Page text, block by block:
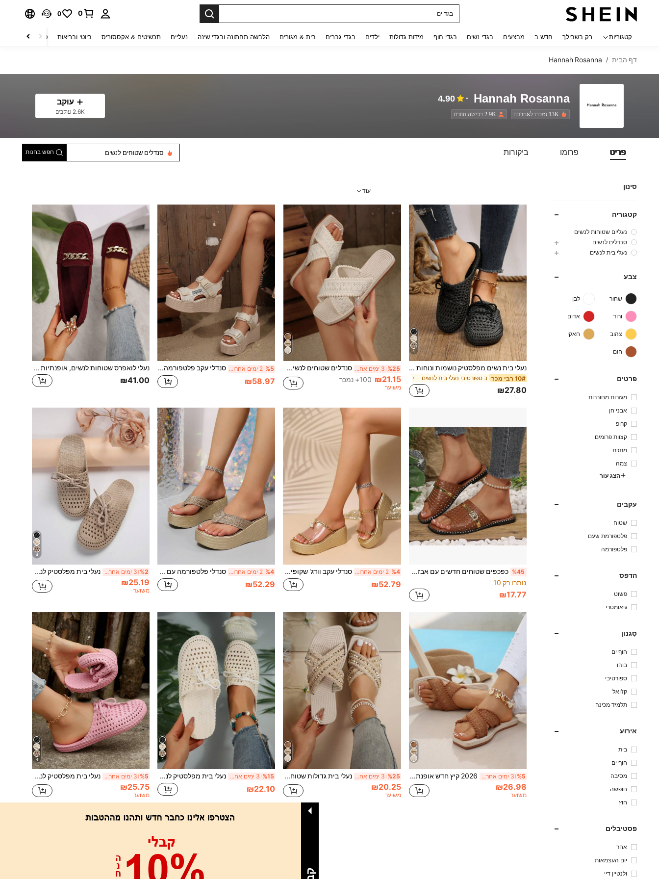
חולצות נשים
0
0
קטגוריות רק בשבילך חדש ב מבצעים בגדי נשים בגדי חוף מידות גדולות ילדים בגדי גברים בית & מגורים הלבשה תחתונה ובגדי שינה נעליים תכשיטים & אקססוריס ביוטי ובריאות טקסטיל לבית
דף הבית /
Hannah Rosanna
Hannah Rosanna
4.90
13K נמכרו לאחרונה 2.9K רכישה חוזרת
עוקב
2.6K עוקבים
פריט פרומו ביקורות
כפכפי בית לנשים
סנדלים שטוחים לנשים
חפש בחנות
סינון
קטגוריה
נעליים שטוחות לנשים
סנדלים לנשים
נעלי בית לנשים
צבע
שחור לבן
ורוד אדום
צהוב חאקי
חום
פרטים
מגזרות מחוררות
אבני חן
קרופ
קצוות פרומים
מתכת
צמה
הצג עור
עקבים
שטוח
פלטפורמת שעם
פלטפורמה
הדפס
פשוט
גיאומטרי
סִגְנוֹן
חוף ים
בוהו
ספורטיבי
קז'ואל
תלמיד מכינה
אירוע
בית
חוף ים
מסיבה
חופשה
חוץ
פסטיבלים
אחר
יום העצמאות
ולנטיין דיי
עוד
4
נעלי בית נשים מפלסטיק נושמות ונוחות חדשות, סנדלים חמודים ופשוטים חלולים לקיץ, נעלי בית רכות קלות משקל לנשים, תלבושות חוף
10# רבי מכר ב ספורטיבי נעלי בית לנשים
₪27.80
%25 3 ימים אחרונים סנדלים שטוחים לנשים, סנדלים שטוחים קלילים ופשוטים בסגנון בוהמי לחוץ, קצה מרובע, אופנתיים ונוחים, מידה גדולה, סנדלי סלייד עם רצועה קלועה
₪21.15 100+ נמכר
משוער
%5 2 ימים אחרונים סנדלי עקב פלטפורמה לנשים בסגנון מינימליסטי ורב-שימושי, עיצוב וולקרו להלבשה/הסרה קלה והתאמה ניתנת לכיוון, נוח להליכה ארוכה, פריט חובה ללבוש רחוב קיצי
₪58.97
נעלי לואפרס שטוחות לנשים, אופנתיות ונוחות, קז'ואל עם קישוטי שרשרת מתכת, קלות משקל, סוליה רכה, נושמות, מוקסינים זמש מינימליסטיים, נמוכים ועגולים
₪41.00
%45
כפכפים שטוחים חדשים עם אבזם חלול לנשים, מינימליסטיים, רב-תכליתיים, נושמים, נוחים וקז'ואל, סנדלים להחליק על
נותרו רק 10
₪17.77
%4 2 ימים אחרונים סנדלי עקב וודג' שקופים חדשים לקיץ 2026 לנשים, סוליית פלטפורמה עבה, רצועת שרשרת פנינים וריינסטון אלגנטית, כפכפי חוץ
₪52.79
%4 2 ימים אחרונים סנדלי פלטפורמה עם עקב ודג' בקיץ 2026, רצועות צולבות עם פאייטים, סוליה עבה עם עיצוב פתוח לאצבעות, אופנתיים ורב-שימושיים, כפכפי פליפ-פלופ למסיבות
₪52.29
4
%2 3 ימים אחרונים נעלי בית מפלסטיק לנשים אופנתיות, נושמות ונוחות, עם עיצוב סגור, נגד החלקה, חלולות, סנדלים חמודים, נעלי מים קלות משקל עם סוליה רכה לשימוש ביתי, בגדי חוף
₪25.19
משוער
%5 3 ימים אחרונים 2026 קיץ חדש אופנתי רב-תכליתי נוח סנדלים שטוחים לנשים עם רצועות שתי וערב, נעלי חוף
₪26.98
משוער
%25 3 ימים אחרונים נעלי בית גדולות שטוחות לנשים אופנה חדשה עם בוהן מרובעת סנדלי חוף קישוטיים לנשים, נעליים קלות משקל, תלבושות אביב קיץ
₪20.25
משוער
4
%15 3 ימים אחרונים נעלי בית מפלסטיק לנשים, אופנה חדשה, נושמות ונוחות, נעלי בית מפלסטיק, קיץ מזדמן ללא החלקה, צבע אחיד, חלול, חמוד, סנדלים עם רצועה, תחתית רכה מקורה, קל משקל, ידידותי למים, נעלי בית לבנות לנשים, תלבושות חוף
₪22.10
4
%5 3 ימים אחרונים נעלי בית מפלסטיק לנשים בסגנון חדש, אופנתיות, נושמות ונוחות, קיץ מזדמן, צבע אחיד, חלול, סנדלי רצועה חמודים, תחתית רכה, נעלי בית קלות ופלטפורמה, תלבושות חוף
₪25.75
משוער